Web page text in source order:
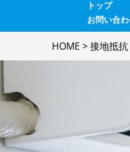
トップ
業務
照明
単相
お問い合
HOME >接地抵抗